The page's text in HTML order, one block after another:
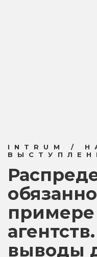
INTRUM /
выводы